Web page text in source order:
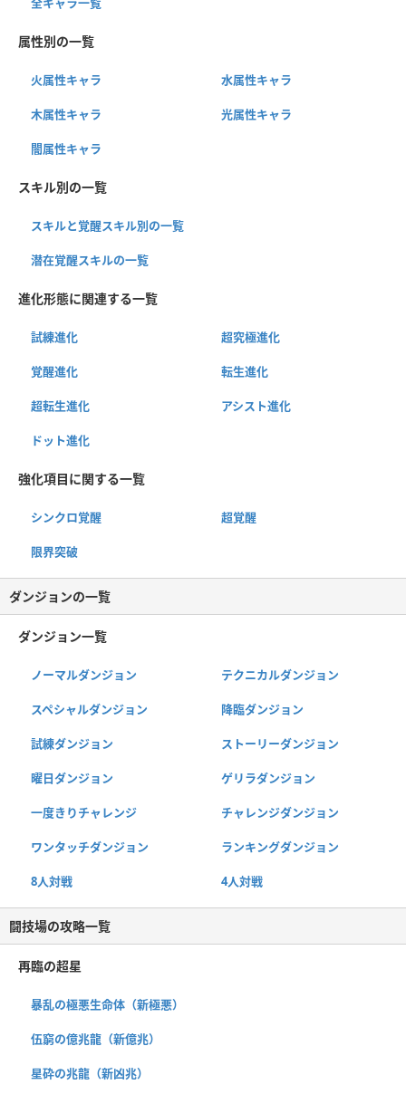
属性別の一覧
火属性キャラ 水属性キャラ
木属性キャラ 光属性キャラ
闇属性キャラ
スキル別の一覧
スキルと覚醒スキル別の一覧
潜在覚醒スキルの一覧
進化形態に関連する一覧
試練進化 超究極進化
覚醒進化 転生進化
超転生進化 アシスト進化
ドット進化
強化項目に関する一覧
シンクロ覚醒 超覚醒
限界突破
ダンジョンの一覧
ダンジョン一覧
ノーマルダンジョン テクニカルダンジョン
スペシャルダンジョン 降臨ダンジョン
試練ダンジョン ストーリーダンジョン
曜日ダンジョン ゲリラダンジョン
一度きりチャレンジ チャレンジダンジョン
ワンタッチダンジョン ランキングダンジョン
8人対戦 4人対戦
闘技場の攻略一覧
再臨の超星
暴乱の極悪生命体（新極悪）
伍窮の億兆龍（新億兆）
星砕の兆龍（新凶兆）